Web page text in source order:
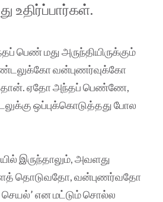
உதிர்ப்பார்கள்.
பெண் மது அருந்தியிருக்கும்
வன்புணர்வுக்கோ
ஏதோ அந்தப் பெண்ணே,
ஒப்புக்கொடுத்தது போல
இருந்தாலும், அவளது
தொடுவதோ, வன்புணர்வதோ
செயல்’ என மட்டும் சொல்ல